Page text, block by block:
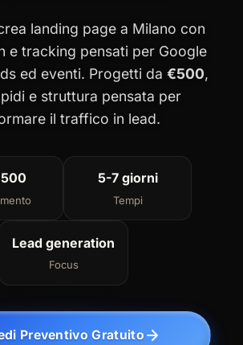
landing page a Milano con
e tracking pensati per Google
ed eventi. Progetti da €500,
e struttura pensata per
il traffico in lead.
5-7 giorni
Tempi
Lead generation
Focus
Preventivo Gratuito